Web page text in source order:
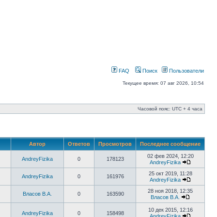
FAQ Поиск Пользователи
Текущее время: 07 авг 2026, 10:54
Часовой пояс: UTC + 4 часа
Автор Ответов Просмотров Последнее сообщение
AndreyFizika 0 178123
02 фев 2024, 12:20
AndreyFizika
AndreyFizika 0 161976
25 окт 2019, 11:28
AndreyFizika
Власов В.А. 0 163590
28 ноя 2018, 12:35
Власов В.А.
AndreyFizika 0 158498
10 дек 2015, 12:16